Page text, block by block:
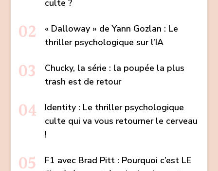
culte ?
« Dalloway » de Yann Gozlan : Le
thriller psychologique sur l’IA
Chucky, la série : la poupée la plus
trash est de retour
Identity : Le thriller psychologique
culte qui va vous retourner le cerveau
!
F1 avec Brad Pitt : Pourquoi c’est LE